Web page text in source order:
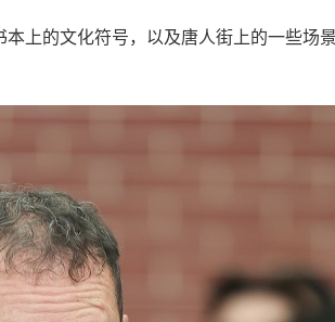
上的文化符号，以及唐人街上的一些场